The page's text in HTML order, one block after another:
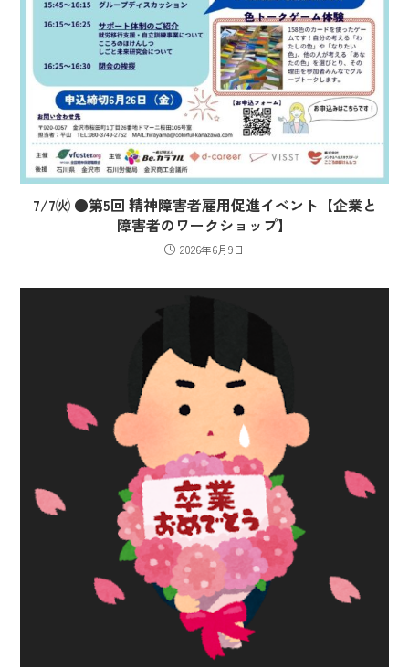
7/7㈫ ●第5回 精神障害者雇用促進イベント【企業と
障害者のワークショップ】
2026年6月9日